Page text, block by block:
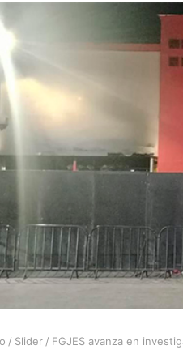
/ Slider / FGJES avanza en